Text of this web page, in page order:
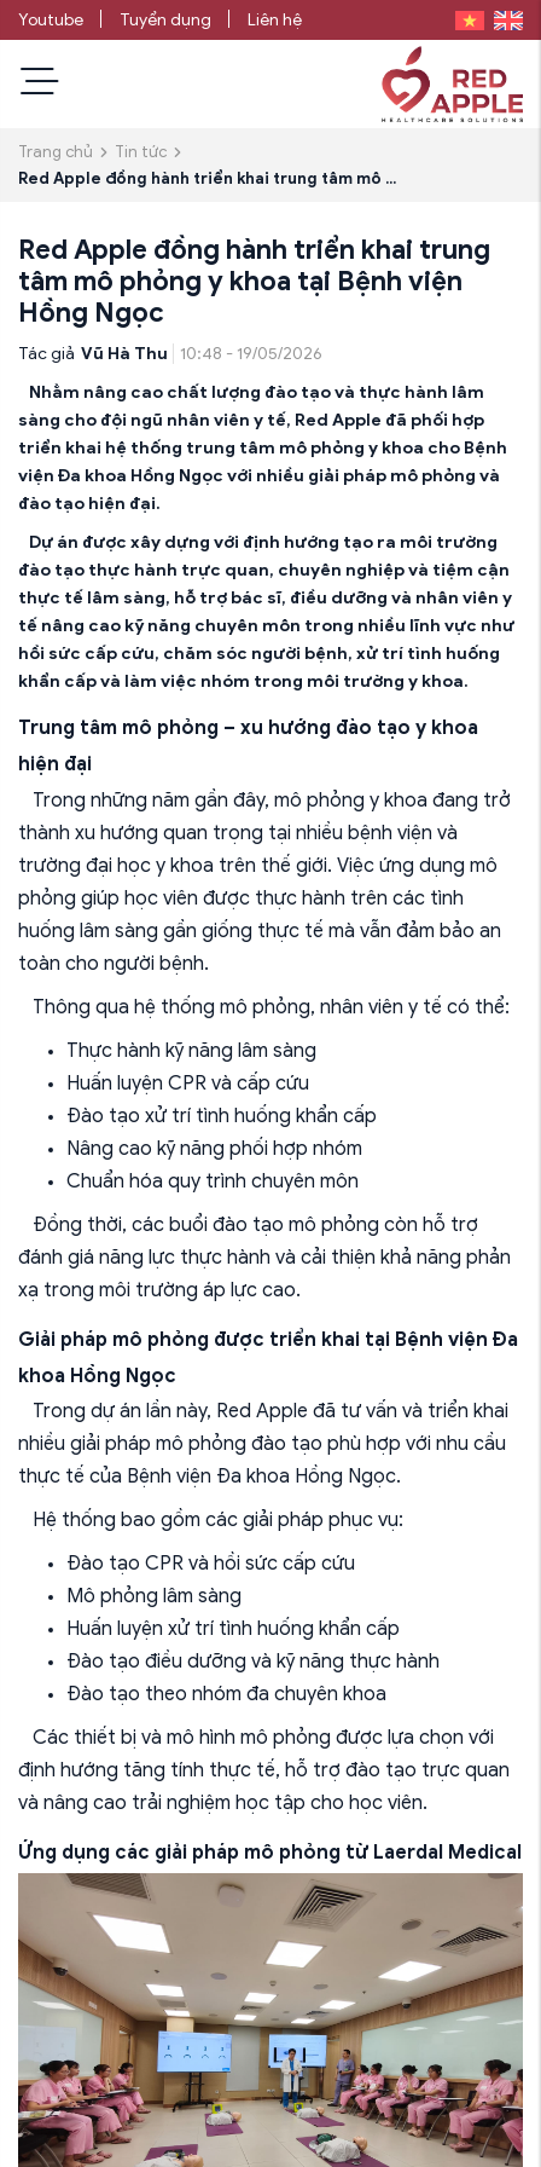
Youtube Tuyển dụng Liên hệ
Trang chủ
Tin tức
Red Apple đồng hành triển khai trung tâm mô ...
Red Apple đồng hành triển khai trung
tâm mô phỏng y khoa tại Bệnh viện
Hồng Ngọc
Tác giả Vũ Hà Thu
10:48 - 19/05/2026
Nhằm nâng cao chất lượng đào tạo và thực hành lâm
sàng cho đội ngũ nhân viên y tế, Red Apple đã phối hợp
triển khai hệ thống trung tâm mô phỏng y khoa cho Bệnh
viện Đa khoa Hồng Ngọc với nhiều giải pháp mô phỏng và
đào tạo hiện đại.
Dự án được xây dựng với định hướng tạo ra môi trường
đào tạo thực hành trực quan, chuyên nghiệp và tiệm cận
thực tế lâm sàng, hỗ trợ bác sĩ, điều dưỡng và nhân viên y
tế nâng cao kỹ năng chuyên môn trong nhiều lĩnh vực như
hồi sức cấp cứu, chăm sóc người bệnh, xử trí tình huống
khẩn cấp và làm việc nhóm trong môi trường y khoa.
Trung tâm mô phỏng – xu hướng đào tạo y khoa
hiện đại
Trong những năm gần đây, mô phỏng y khoa đang trở
thành xu hướng quan trọng tại nhiều bệnh viện và
trường đại học y khoa trên thế giới. Việc ứng dụng mô
phỏng giúp học viên được thực hành trên các tình
huống lâm sàng gần giống thực tế mà vẫn đảm bảo an
toàn cho người bệnh.
Thông qua hệ thống mô phỏng, nhân viên y tế có thể:
Thực hành kỹ năng lâm sàng
Huấn luyện CPR và cấp cứu
Đào tạo xử trí tình huống khẩn cấp
Nâng cao kỹ năng phối hợp nhóm
Chuẩn hóa quy trình chuyên môn
Đồng thời, các buổi đào tạo mô phỏng còn hỗ trợ
đánh giá năng lực thực hành và cải thiện khả năng phản
xạ trong môi trường áp lực cao.
Giải pháp mô phỏng được triển khai tại Bệnh viện Đa
khoa Hồng Ngọc
Trong dự án lần này, Red Apple đã tư vấn và triển khai
nhiều giải pháp mô phỏng đào tạo phù hợp với nhu cầu
thực tế của Bệnh viện Đa khoa Hồng Ngọc.
Hệ thống bao gồm các giải pháp phục vụ:
Đào tạo CPR và hồi sức cấp cứu
Mô phỏng lâm sàng
Huấn luyện xử trí tình huống khẩn cấp
Đào tạo điều dưỡng và kỹ năng thực hành
Đào tạo theo nhóm đa chuyên khoa
Các thiết bị và mô hình mô phỏng được lựa chọn với
định hướng tăng tính thực tế, hỗ trợ đào tạo trực quan
và nâng cao trải nghiệm học tập cho học viên.
Ứng dụng các giải pháp mô phỏng từ Laerdal Medical